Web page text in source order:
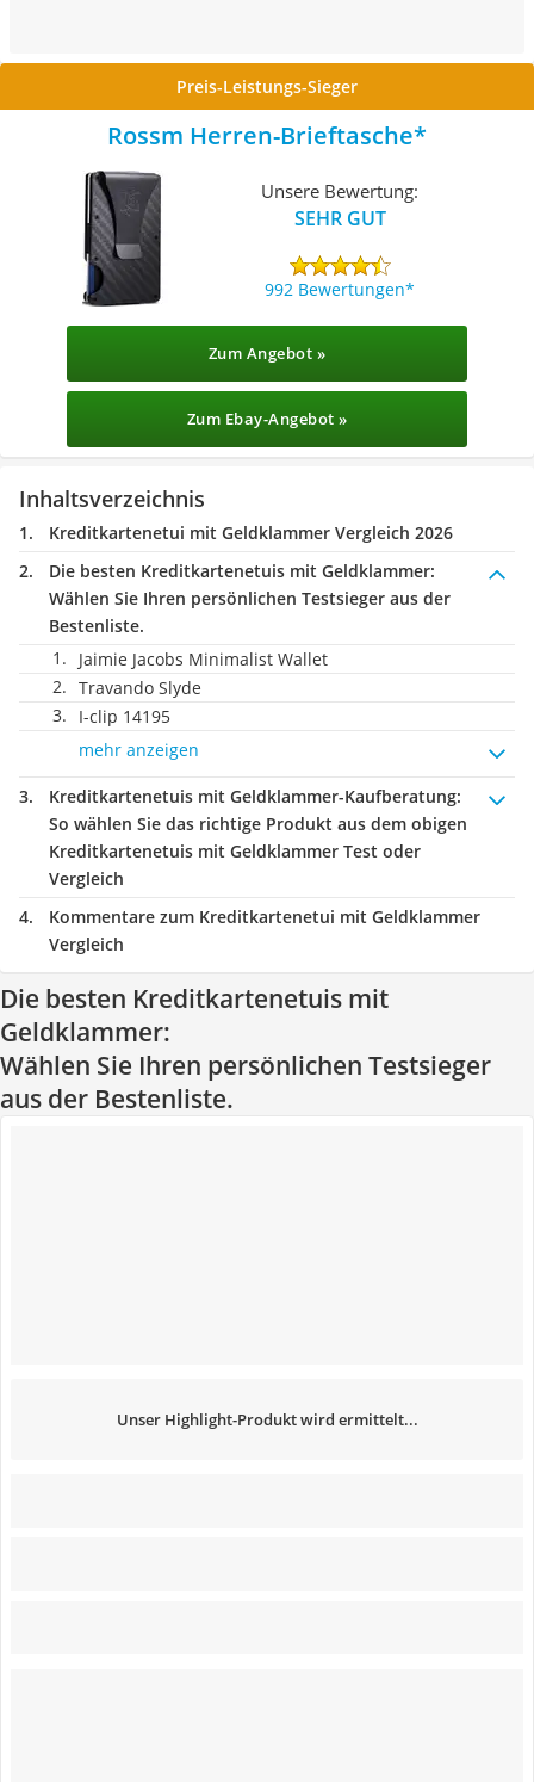
Preis-Leistungs-Sieger
Rossm Herren-Brieftasche
Unsere Bewertung:
SEHR GUT
992 Bewertungen
Zum Angebot »
Zum Ebay-Angebot »
Inhaltsverzeichnis
Kreditkartenetui mit Geldklammer Vergleich 2026
Die besten Kreditkartenetuis mit Geldklammer:
Wählen Sie Ihren persönlichen Testsieger aus der
Bestenliste.
Jaimie Jacobs Minimalist Wallet
Travando Slyde
I-clip 14195
mehr anzeigen
Kreditkartenetuis mit Geldklammer-Kaufberatung:
So wählen Sie das richtige Produkt aus dem obigen
Kreditkartenetuis mit Geldklammer Test oder
Vergleich
Kommentare zum Kreditkartenetui mit Geldklammer
Vergleich
Die besten Kreditkartenetuis mit
Geldklammer:
Wählen Sie Ihren persönlichen Testsieger
aus der Bestenliste.
Unser Highlight-Produkt wird ermittelt...